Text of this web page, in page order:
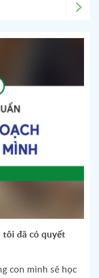
tôi đã có quyết
con mình sẽ học